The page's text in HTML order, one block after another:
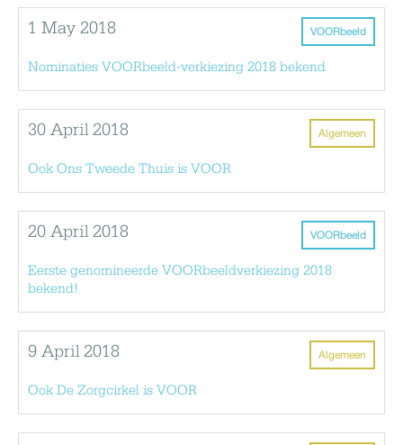
VOORbeeld
1 May 2018
Nominaties VOORbeeld-verkiezing 2018 bekend
Algemeen
30 April 2018
Ook Ons Tweede Thuis is VOOR
VOORbeeld
20 April 2018
Eerste genomineerde VOORbeeldverkiezing 2018
bekend!
Algemeen
9 April 2018
Ook De Zorgcirkel is VOOR